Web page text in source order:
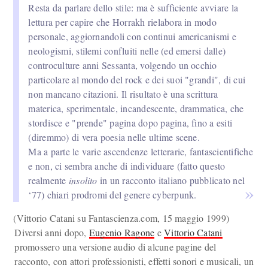
Resta da parlare dello stile: ma è sufficiente avviare la
lettura per capire che Horrakh rielabora in modo
personale, aggiornandoli con continui americanismi e
neologismi, stilemi confluiti nelle (ed emersi dalle)
controculture anni Sessanta, volgendo un occhio
particolare al mondo del rock e dei suoi "grandi", di cui
non mancano citazioni. Il risultato è una scrittura
materica, sperimentale, incandescente, drammatica, che
stordisce e "prende" pagina dopo pagina, fino a esiti
(diremmo) di vera poesia nelle ultime scene.
Ma a parte le varie ascendenze letterarie, fantascientifiche
e non, ci sembra anche di individuare (fatto questo
realmente insolito in un racconto italiano pubblicato nel
‘77) chiari prodromi del genere cyberpunk.
(Vittorio Catani su Fantascienza.com, 15 maggio 1999)
Diversi anni dopo, Eugenio Ragone eVittorio Catani
promossero una versione audio di alcune pagine del
racconto, con attori professionisti, effetti sonori e musicali, un